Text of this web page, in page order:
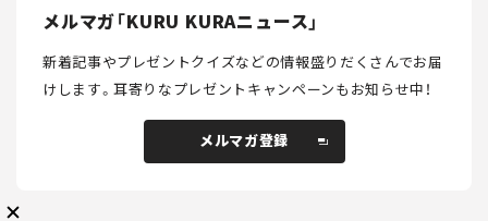
メルマガ「KURU KURAニュース」
新着記事やプレゼントクイズなどの情報盛りだくさんでお届
けします。耳寄りなプレゼントキャンペーンもお知らせ中！
メルマガ登録
follow us